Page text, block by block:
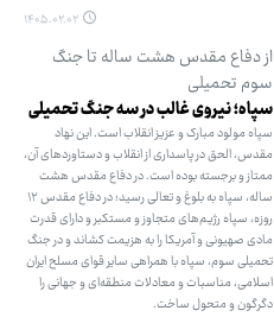
۱۴۰۵.۰۲.۰۲
از دفاع مقدس هشت ساله تا جنگ
سوم تحمیلی
سپاه؛ نیروی غالب در سه جنگ تحمیلی
سپاه مولود مبارک و عزیز انقلاب است. این نهاد
مقدس، الحق در پاسداری از انقلاب و دستاوردهای آن،
ممتاز و برجسته بوده است. در دفاع مقدس هشت
ساله، سپاه به بلوغ و تعالی رسید؛ در دفاع مقدس ۱۲
روزه، سپاه رژیم‌های متجاوز و مستکبر و دارای قدرت
مادی صهیونی و آمریکا را به هزیمت کشاند و در جنگ
تحمیلی سوم، سپاه با همراهی سایر قوای مسلح ایران
اسلامی، مناسبات و معادلات منطقه‌ای و جهانی را
دگرگون و متحول ساخت.